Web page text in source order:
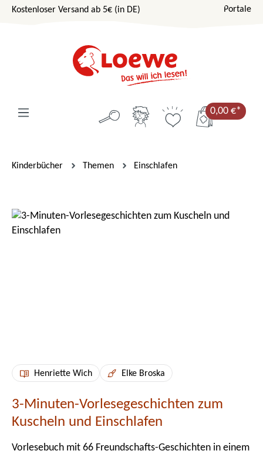
Zum Hauptinhalt springen
Kostenloser Versand ab 5€ (in DE) Portale
0,00 €*
Kinderbücher Themen Einschlafen
Bildergalerie überspringen
Henriette Wich Elke Broska
3-Minuten-Vorlesegeschichten zum
Kuscheln und Einschlafen
Vorlesebuch mit 66 Freundschafts-Geschichten in einem